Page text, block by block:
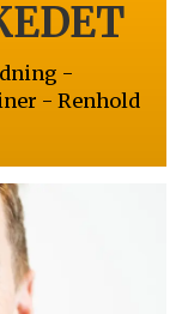
-
- Renhold